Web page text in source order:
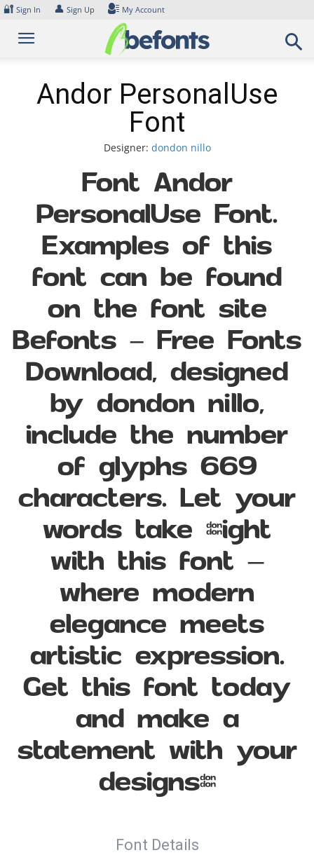
Skip
content
🔐 Sign In 👤 Sign Up My Account
Andor PersonalUse
Font
Designer: dondon nillo
Font Andor
PersonalUse Font.
Examples of this
font can be found
on the font site
Befonts – Free Fonts
Download, designed
by dondon nillo,
include the number
of glyphs 669
characters. Let your
words take flight
with this font —
where modern
elegance meets
artistic expression.
Get this font today
and make a
statement with your
designs!
Font Details